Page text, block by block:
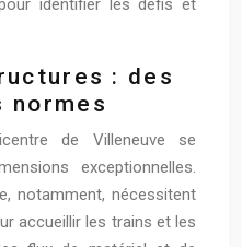
: des
normes
de Villeneuve se
exceptionnelles.
notamment, nécessitent
accueillir les trains et les